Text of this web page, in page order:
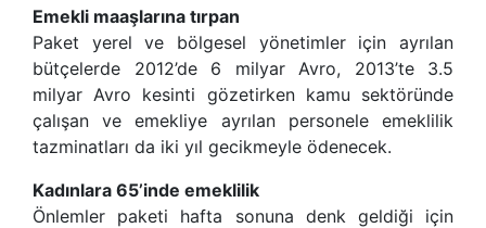
Emekli maaşlarına tırpan
Paket yerel ve bölgesel yönetimler için ayrılan
bütçelerde 2012’de 6 milyar Avro, 2013’te 3.5
milyar Avro kesinti gözetirken kamu sektöründe
çalışan ve emekliye ayrılan personele emeklilik
tazminatları da iki yıl gecikmeyle ödenecek.
Kadınlara 65’inde emeklilik
Önlemler paketi hafta sonuna denk geldiği için